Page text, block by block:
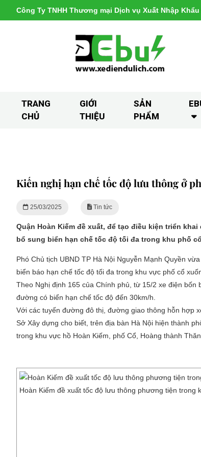
Công Ty TNHH Thương mại Dịch vụ Xuất Nhập
TRANG
CHỦ
GIỚI
THIỆU
SẢN
PHẨM
Kiến nghị hạn chế tốc độ lưu thông ở
25/03/2025 Tin tức
Quận Hoàn Kiếm đề xuất, để tạo điều kiện triển
bổ sung biển hạn chế tốc độ tối đa trong khu phố
Phó Chủ tịch UBND TP Hà Nội Nguyễn Mạnh Quyền
biển báo hạn chế tốc độ tối đa trong khu vực phố cổ
Theo Nghị định 165 của Chính phủ, từ 15/2 xe điện
đường có biển hạn chế tốc độ đến 30km/h.
Với các tuyến đường đô thị, đường giao thông hỗn hợp
Sở Xây dựng cho biết, trên địa bàn Hà Nội hiện thành
trong khu vực hồ Hoàn Kiếm, phố Cổ, Hoàng thành
Hoàn Kiếm đề xuất tốc độ lưu thông phương tiện trong